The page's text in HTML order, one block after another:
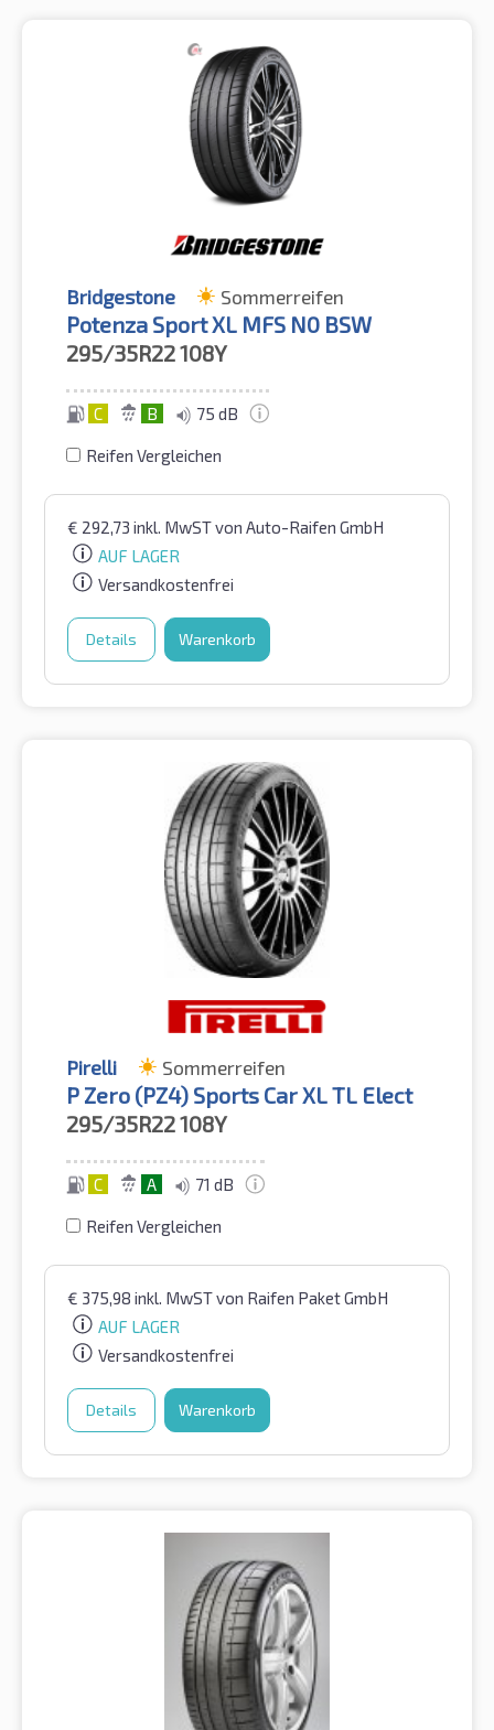
Bridgestone Sommerreifen
Potenza Sport XL MFS N0 BSW
295/35R22108Y
C B 75 dB
Reifen Vergleichen
€ 292,73 inkl. MwSTvon Auto-Raifen GmbH
AUF LAGER
Versandkostenfrei
Details Warenkorb
Pirelli Sommerreifen
P Zero (PZ4) Sports Car XL TL Elect
295/35R22108Y
C A 71 dB
Reifen Vergleichen
€ 375,98 inkl. MwSTvon Raifen Paket GmbH
AUF LAGER
Versandkostenfrei
Details Warenkorb